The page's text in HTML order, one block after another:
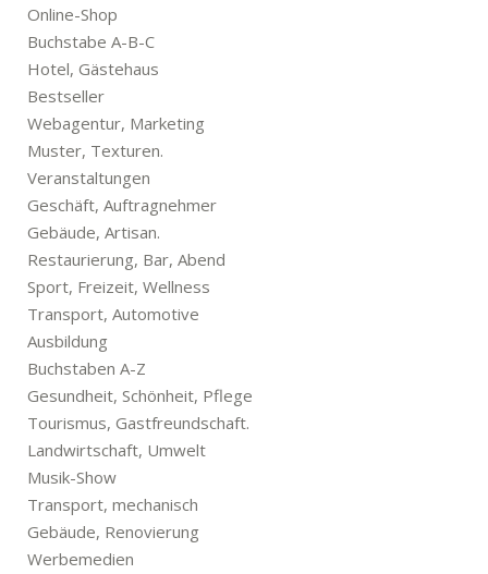
Online-Shop
Buchstabe A-B-C
Hotel, Gästehaus
Bestseller
Webagentur, Marketing
Muster, Texturen.
Veranstaltungen
Geschäft, Auftragnehmer
Gebäude, Artisan.
Restaurierung, Bar, Abend
Sport, Freizeit, Wellness
Transport, Automotive
Ausbildung
Buchstaben A-Z
Gesundheit, Schönheit, Pflege
Tourismus, Gastfreundschaft.
Landwirtschaft, Umwelt
Musik-Show
Transport, mechanisch
Gebäude, Renovierung
Werbemedien